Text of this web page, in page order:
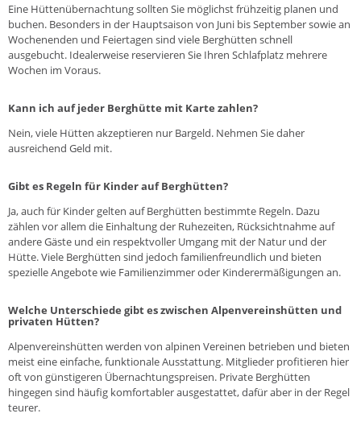
Eine Hüttenübernachtung sollten Sie möglichst frühzeitig planen und
buchen. Besonders in der Hauptsaison von Juni bis September sowie an
Wochenenden und Feiertagen sind viele Berghütten schnell
ausgebucht. Idealerweise reservieren Sie Ihren Schlafplatz mehrere
Wochen im Voraus.
Kann ich auf jeder Berghütte mit Karte zahlen?
Nein, viele Hütten akzeptieren nur Bargeld. Nehmen Sie daher
ausreichend Geld mit.
Gibt es Regeln für Kinder auf Berghütten?
Ja, auch für Kinder gelten auf Berghütten bestimmte Regeln. Dazu
zählen vor allem die Einhaltung der Ruhezeiten, Rücksichtnahme auf
andere Gäste und ein respektvoller Umgang mit der Natur und der
Hütte. Viele Berghütten sind jedoch familienfreundlich und bieten
spezielle Angebote wie Familienzimmer oder Kinderermäßigungen an.
Welche Unterschiede gibt es zwischen Alpenvereinshütten und
privaten Hütten?
Alpenvereinshütten werden von alpinen Vereinen betrieben und bieten
meist eine einfache, funktionale Ausstattung. Mitglieder profitieren hier
oft von günstigeren Übernachtungspreisen. Private Berghütten
hingegen sind häufig komfortabler ausgestattet, dafür aber in der Regel
teurer.